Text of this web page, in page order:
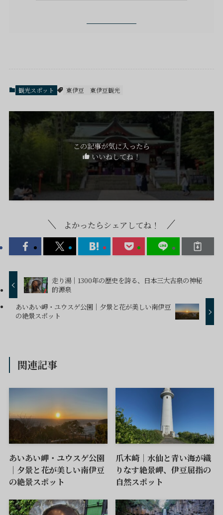
観光スポット 東伊豆 東伊豆観光
この記事が気に入ったら
いいねしてね！
よかったらシェアしてね！
走り湯｜1300年の歴史を誇る、日本三大古泉の神秘
的源泉
あいあい岬・ユウスゲ公園｜夕景と花が美しい南伊豆
の絶景スポット
関連記事
あいあい岬・ユウスゲ公園
｜夕景と花が美しい南伊豆
の絶景スポット
爪木崎｜水仙と青い海が織
りなす絶景岬、伊豆屈指の
自然スポット